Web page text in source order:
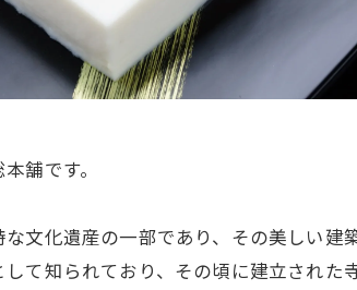
舗です。
文化遺産の一部であり、その美しい
て知られており、その頃に建立され